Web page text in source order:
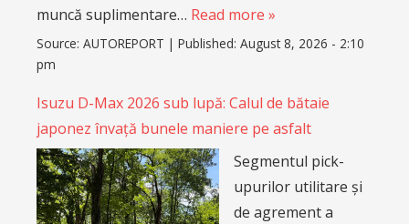
muncă suplimentare… Read more »
Source: AUTOREPORT | Published: August 8, 2026 - 2:10
pm
Isuzu D-Max 2026 sub lupă: Calul de bătaie
japonez învață bunele maniere pe asfalt
Segmentul pick-
upurilor utilitare și
de agrement a